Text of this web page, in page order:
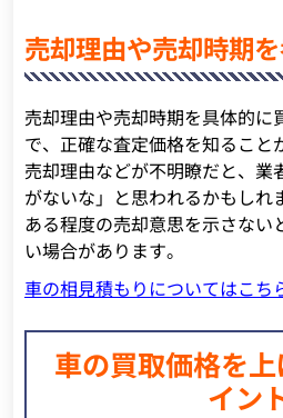
売却理由や売却時期
売却理由や売却時期を具体的に
で、正確な査定価格を知ること
売却理由などが不明瞭だと、業
がないな」と思われるかもしれ
ある程度の売却意思を示さない
い場合があります。
車の相見積もりについてはこち
車の買取価格を
イン